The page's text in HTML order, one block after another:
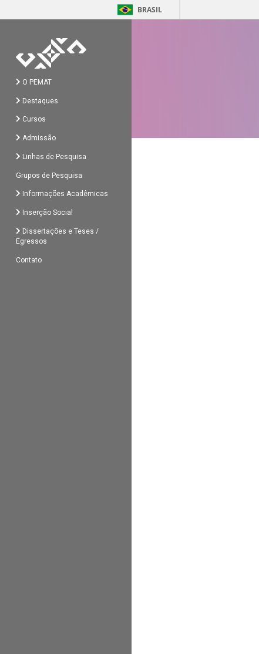
BRASIL
O PEMAT
Destaques
Cursos
Admissão
Linhas de Pesquisa
Grupos de Pesquisa
Informações Acadêmicas
Inserção Social
Dissertações e Teses /
Egressos
Contato